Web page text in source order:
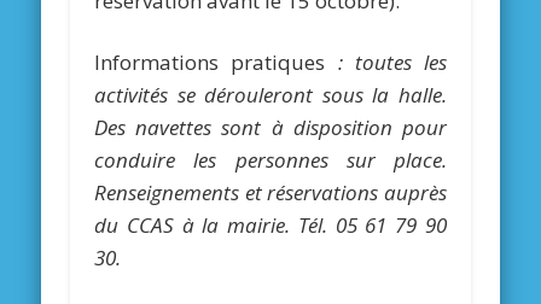
Informations pratiques : toutes les
activités se dérouleront sous la halle.
Des navettes sont à disposition pour
conduire les personnes sur place.
Renseignements et réservations auprès
du CCAS à la mairie. Tél. 05 61 79 90
30.